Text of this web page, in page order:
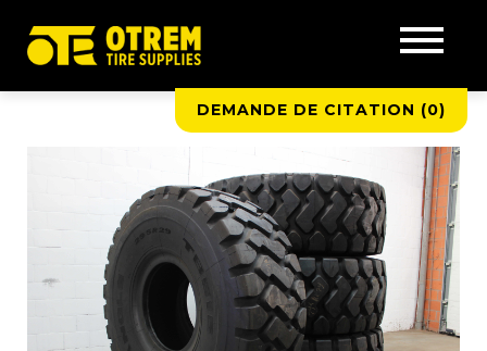
DEMANDE DE CITATION (0)